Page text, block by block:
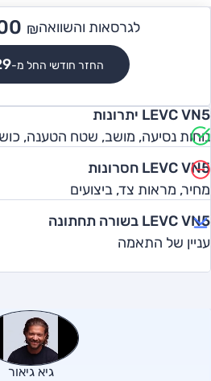
לגרסאות והשוואה₪
החזר חודשי החל מ-
LEVC VN5 יתרונות
נוחות נסיעה, מושב, שטח הטענה,
LEVC VN5 חסרונות
מחיר, מראות צד, ביצועים
LEVC VN5 בשורה תחתונה
עניין של התאמה
גיא גיאור